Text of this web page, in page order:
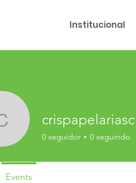
Institucional
crispapelariasc
crispapelariasc
0 seguidor 0 seguindo
Events